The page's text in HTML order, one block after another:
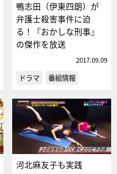
鴨志田（伊東四朗）が
弁護士殺害事件に迫
る！『おかしな刑事』
の傑作を放送
2017.09.09
ドラマ 番組情報
河北麻友子も実践